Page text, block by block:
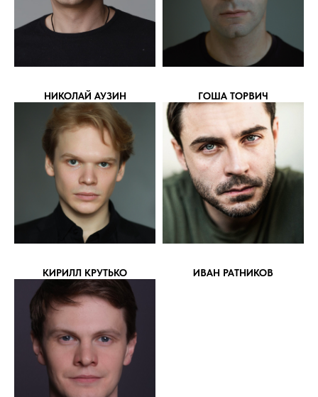
НИКОЛАЙ АУЗИН ГОША ТОРВИЧ
КИРИЛЛ КРУТЬКО ИВАН РАТНИКОВ